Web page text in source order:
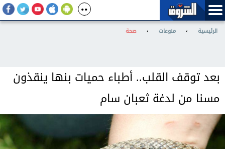
الرئيسية › منوعات › صحة
بعد توقف القلب.. أطباء حميات بنها ينقذون
مسنا من لدغة ثعبان سام